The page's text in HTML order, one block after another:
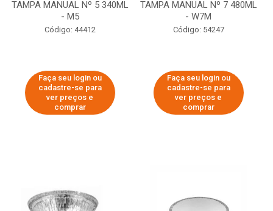
TAMPA MANUAL Nº 5 340ML
- M5
Código: 44412
Faça seu login ou
cadastre-se para
ver preços e
comprar
TAMPA MANUAL Nº 7 480ML
- W7M
Código: 54247
Faça seu login ou
cadastre-se para
ver preços e
comprar